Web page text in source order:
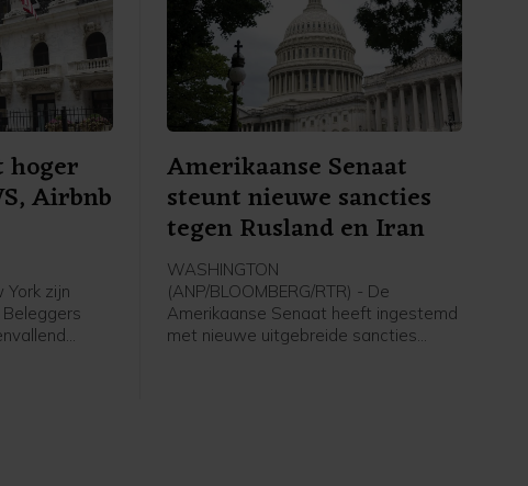
hoger
Airbnb
York zijn
Amerikaanse Senaat
steunt nieuwe sancties
tegen Rusland en Iran
WASHINGTON
(ANP/BLOOMBERG/RTR) - De
Amerikaanse Senaat heeft ingestemd
met nieuwe uitgebreide sancties